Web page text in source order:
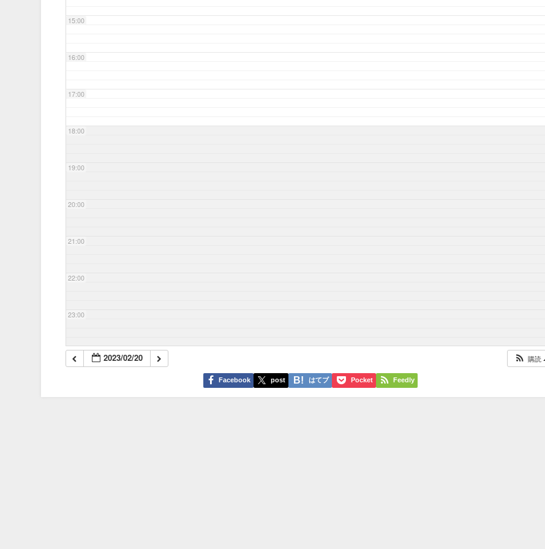
15:00
16:00
17:00
18:00
19:00
20:00
21:00
22:00
23:00
2023/02/20 購読
Facebook post はてブ Pocket Feedly